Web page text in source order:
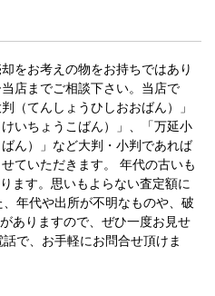
をお考えの物をお持ちではあり
店までご相談下さい。当店で
（てんしょうひしおおばん）」
いちょうこばん）」、「万延小
ん）」など大判・小判であれば
ていただきます。 年代の古いも
ます。思いもよらない査定額に
年代や出所が不明なものや、破
ありますので、ぜひ一度お見せ
で、お手軽にお問合せ頂けま